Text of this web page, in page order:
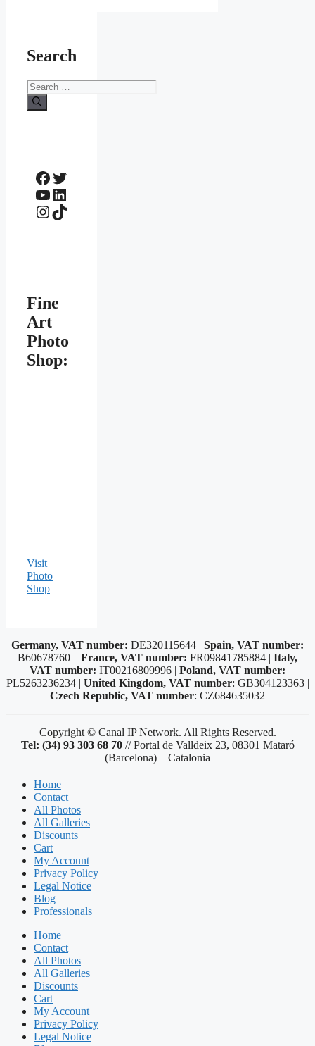
Search
Search
for:
Facebook
Twitter
YouTube
LinkedIn
Instagram
TikTok
Fine
Art
Photo
Shop:
Visit
Photo
Shop
Germany, VAT number: DE320115644 | Spain, VAT number:
B60678760 | France, VAT number: FR09841785884 | Italy,
VAT number: IT00216809996 | Poland, VAT number:
PL5263236234 | United Kingdom, VAT number: GB304123363 |
Czech Republic, VAT number: CZ684635032
Copyright © Canal IP Network. All Rights Reserved.
Tel: (34) 93 303 68 70// Portal de Valldeix 23, 08301 Mataró
(Barcelona) – Catalonia
Home
Contact
All Photos
All Galleries
Discounts
Cart
My Account
Privacy Policy
Legal Notice
Blog
Professionals
Home
Contact
All Photos
All Galleries
Discounts
Cart
My Account
Privacy Policy
Legal Notice